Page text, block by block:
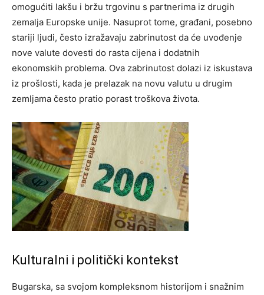
omogućiti lakšu i bržu trgovinu s partnerima iz drugih
zemalja Europske unije. Nasuprot tome, građani, posebno
stariji ljudi, često izražavaju zabrinutost da će uvođenje
nove valute dovesti do rasta cijena i dodatnih
ekonomskih problema. Ova zabrinutost dolazi iz iskustava
iz prošlosti, kada je prelazak na novu valutu u drugim
zemljama često pratio porast troškova života.
Kulturalni i politički kontekst
Bugarska, sa svojom kompleksnom historijom i snažnim